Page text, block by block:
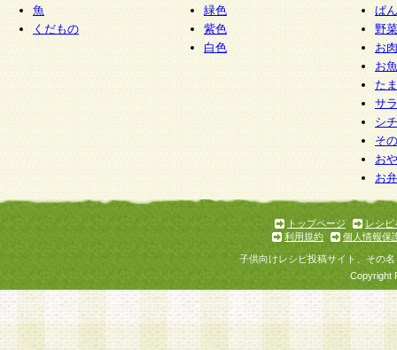
魚
くだもの
緑色
紫色
白色
ぱん
野
お
お
た
サ
シ
そ
お
お
トップページ
レシピ
利用規約
個人情報保
子供向けレシピ投稿サイト、その
Copyright